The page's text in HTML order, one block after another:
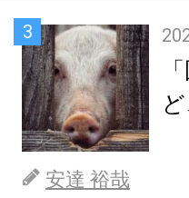
3
安達 裕哉